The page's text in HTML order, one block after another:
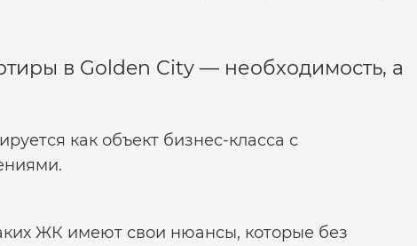
в Golden City — необходимость, а
как объект бизнес-класса с
ЖК имеют свои нюансы, которые без